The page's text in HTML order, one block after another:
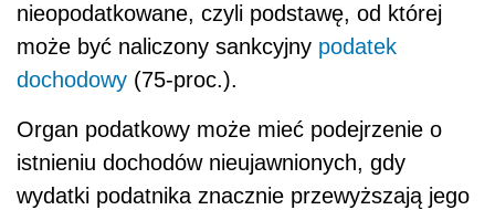
nieopodatkowane, czyli podstawę, od której
może być naliczony sankcyjny podatek
dochodowy (75-proc.).
Organ podatkowy może mieć podejrzenie o
istnieniu dochodów nieujawnionych, gdy
wydatki podatnika znacznie przewyższają jego